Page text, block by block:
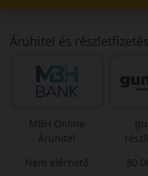
Áruhitel és
MBH Online
Áruhitel
Nem elérhető
80